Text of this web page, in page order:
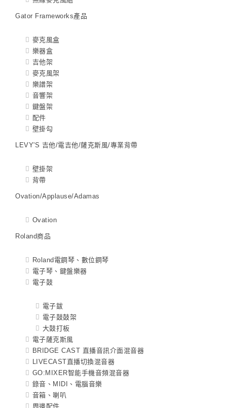
Gator Frameworks產品
麥克風盒
樂器盒
吉他架
麥克風架
樂譜架
音響架
鍵盤架
配件
壁掛勾
LEVY'S 吉他/電吉他/薩克斯風/專業背帶
壁掛架
背帶
Ovation/Applause/Adamas
Ovation
Roland商品
Roland電鋼琴、數位鋼琴
電子琴、鍵盤樂器
電子鼓
電子鈸
電子鼓鼓架
大鼓打板
電子薩克斯風
BRIDGE CAST 直播音訊介面混音器
LIVECAST直播切換混音器
GO:MIXER智能手機音頻混音器
錄音、MIDI、電腦音樂
音箱、喇叭
周邊配件